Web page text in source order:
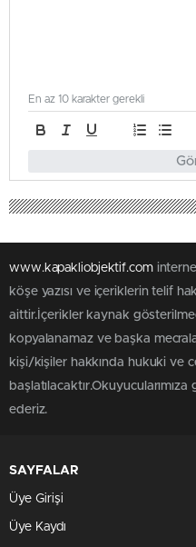
En az 10 karakter gerekli
www.kapakliobjektif.com
köşe yazısı ve içeriklerin telif
aittir.İçerikler kaynak
kopyalanamaz ve başka
kişi/kişiler hakkında hukuki ve
ederiz.
SAYFALAR
Üye Girişi
Üye Kaydı